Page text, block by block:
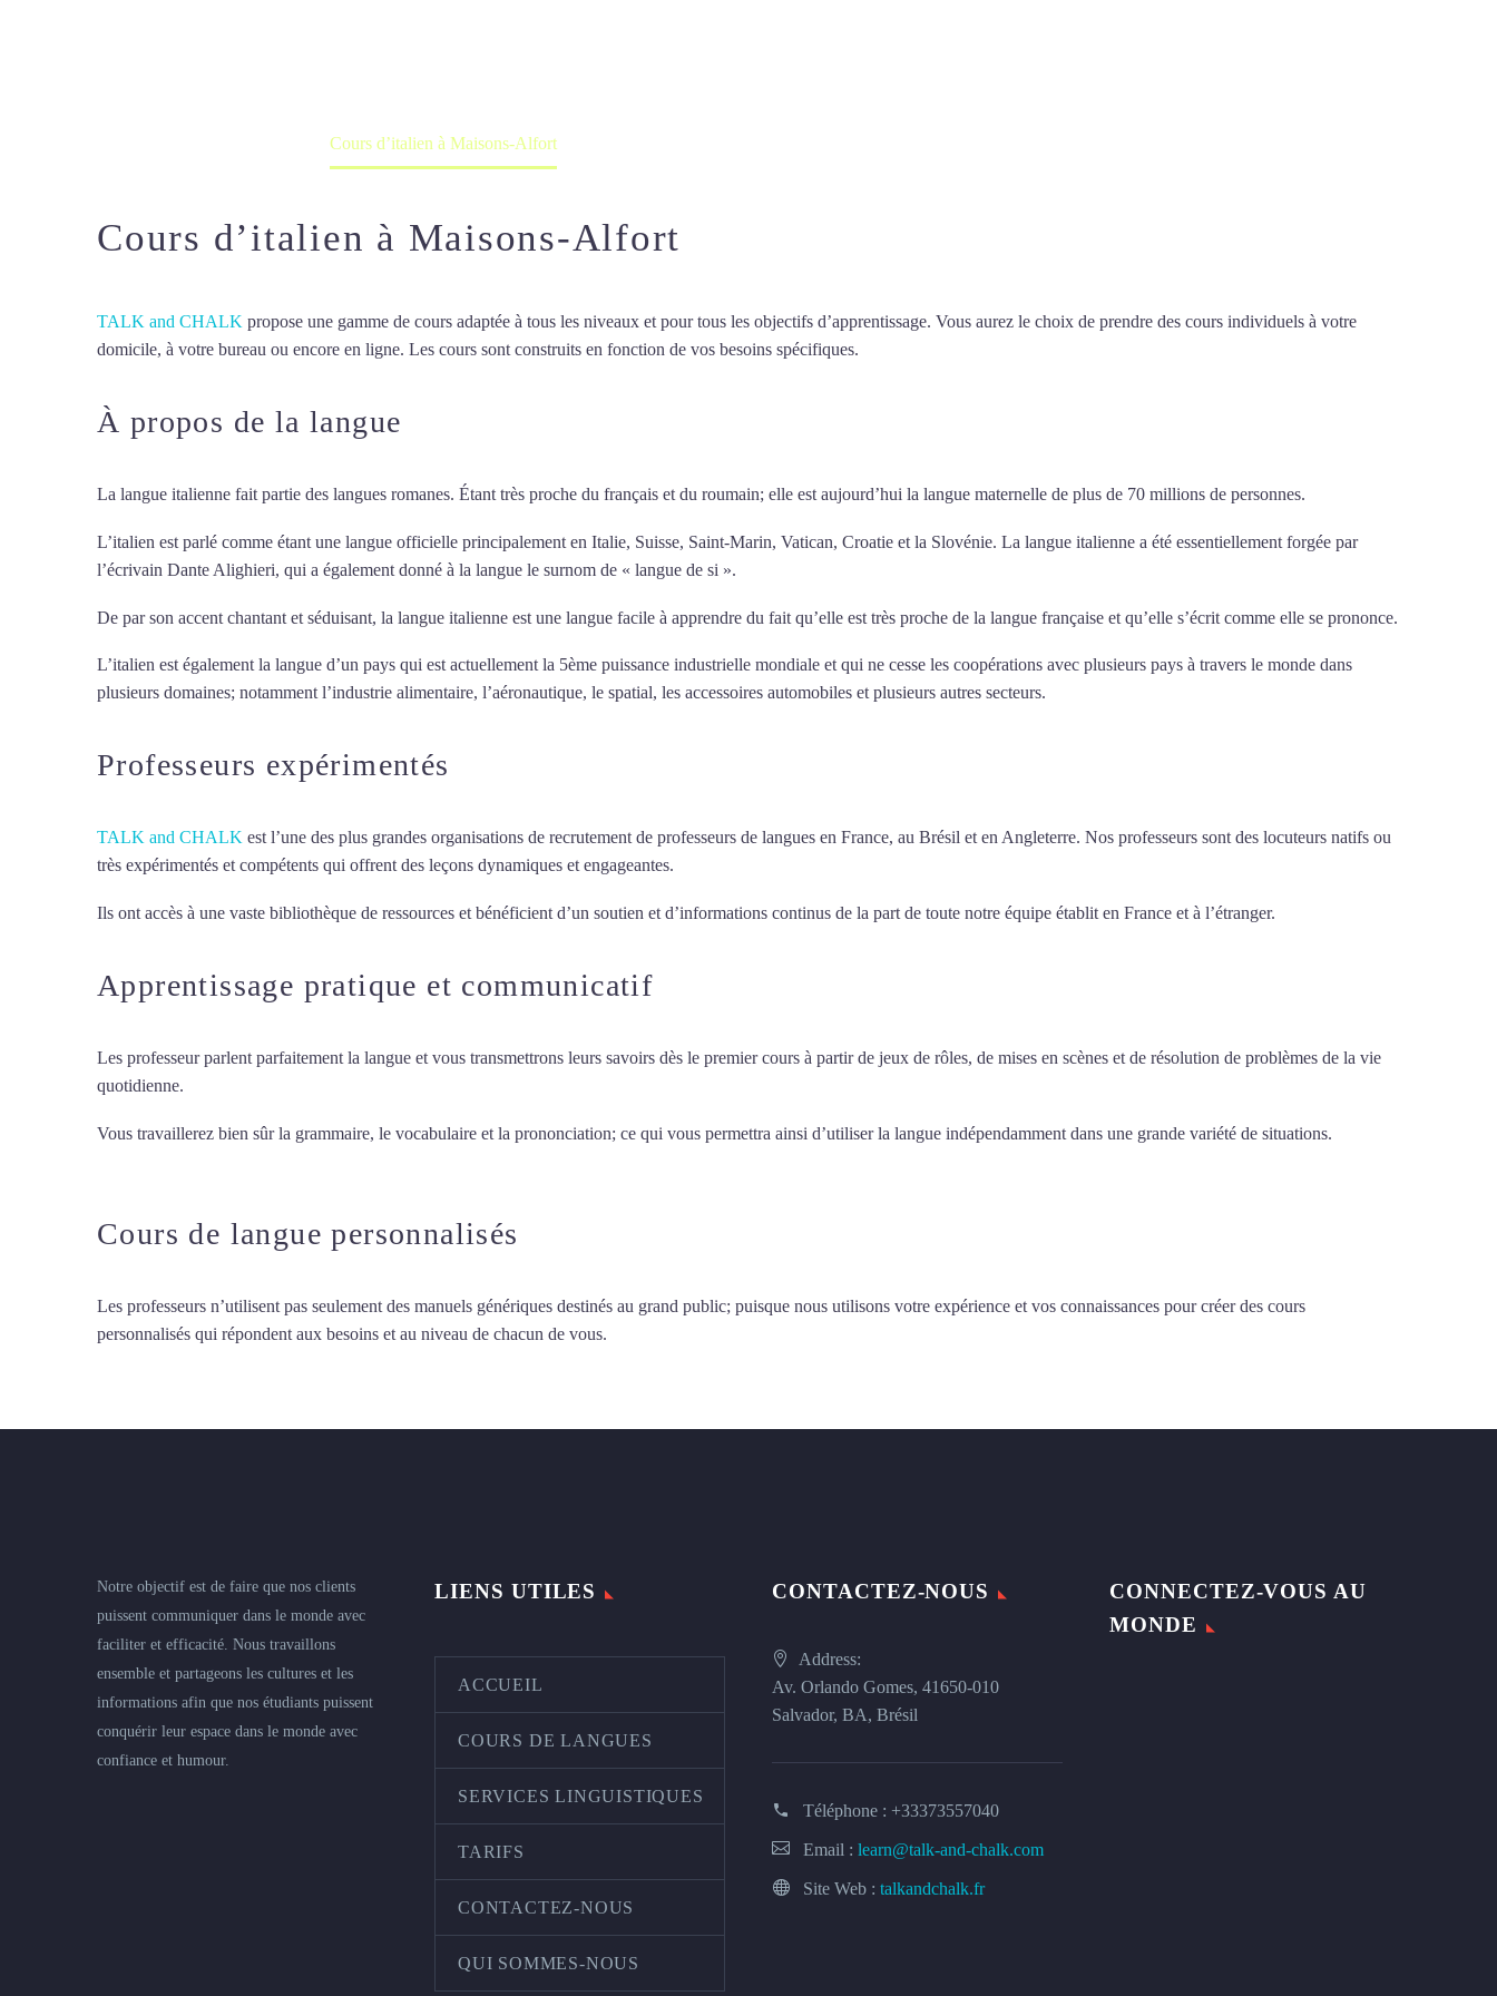
Cours d’italien à Maisons-Alfort
Cours d’italien à Maisons-Alfort
TALK and CHALK propose une gamme de cours adaptée à tous les niveaux et pour tous les objectifs d’apprentissage. Vous aurez le choix de prendre des cours individuels à votre
domicile, à votre bureau ou encore en ligne. Les cours sont construits en fonction de vos besoins spécifiques.
À propos de la langue
La langue italienne fait partie des langues romanes. Étant très proche du français et du roumain; elle est aujourd’hui la langue maternelle de plus de 70 millions de personnes.
L’italien est parlé comme étant une langue officielle principalement en Italie, Suisse, Saint-Marin, Vatican, Croatie et la Slovénie. La langue italienne a été essentiellement forgée par
l’écrivain Dante Alighieri, qui a également donné à la langue le surnom de « langue de si ».
De par son accent chantant et séduisant, la langue italienne est une langue facile à apprendre du fait qu’elle est très proche de la langue française et qu’elle s’écrit comme elle se prononce.
L’italien est également la langue d’un pays qui est actuellement la 5ème puissance industrielle mondiale et qui ne cesse les coopérations avec plusieurs pays à travers le monde dans
plusieurs domaines; notamment l’industrie alimentaire, l’aéronautique, le spatial, les accessoires automobiles et plusieurs autres secteurs.
Professeurs expérimentés
TALK and CHALK est l’une des plus grandes organisations de recrutement de professeurs de langues en France, au Brésil et en Angleterre. Nos professeurs sont des locuteurs natifs ou
très expérimentés et compétents qui offrent des leçons dynamiques et engageantes.
Ils ont accès à une vaste bibliothèque de ressources et bénéficient d’un soutien et d’informations continus de la part de toute notre équipe établit en France et à l’étranger.
Apprentissage pratique et communicatif
Les professeur parlent parfaitement la langue et vous transmettrons leurs savoirs dès le premier cours à partir de jeux de rôles, de mises en scènes et de résolution de problèmes de la vie
quotidienne.
Vous travaillerez bien sûr la grammaire, le vocabulaire et la prononciation; ce qui vous permettra ainsi d’utiliser la langue indépendamment dans une grande variété de situations.
Cours de langue personnalisés
Les professeurs n’utilisent pas seulement des manuels génériques destinés au grand public; puisque nous utilisons votre expérience et vos connaissances pour créer des cours
personnalisés qui répondent aux besoins et au niveau de chacun de vous.
Notre objectif est de faire que nos clients
puissent communiquer dans le monde avec
faciliter et efficacité. Nous travaillons
ensemble et partageons les cultures et les
informations afin que nos étudiants puissent
conquérir leur espace dans le monde avec
confiance et humour.
LIENS UTILES
ACCUEIL
COURS DE LANGUES
SERVICES LINGUISTIQUES
TARIFS
CONTACTEZ-NOUS
QUI SOMMES-NOUS
CONTACTEZ-NOUS
Address:
Av. Orlando Gomes, 41650-010
Salvador, BA, Brésil
Téléphone : +33373557040
Email : learn@talk-and-chalk.com
Site Web : talkandchalk.fr
CONNECTEZ-VOUS AU
MONDE